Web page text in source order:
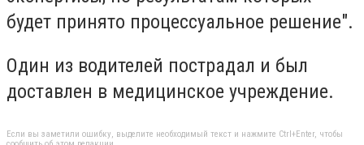
будет принято процессуальное решение".
Один из водителей пострадал и был
доставлен в медицинское учреждение.
Если вы заметили ошибку, выделите необходимый текст и нажмите Ctrl+Enter, чтобы